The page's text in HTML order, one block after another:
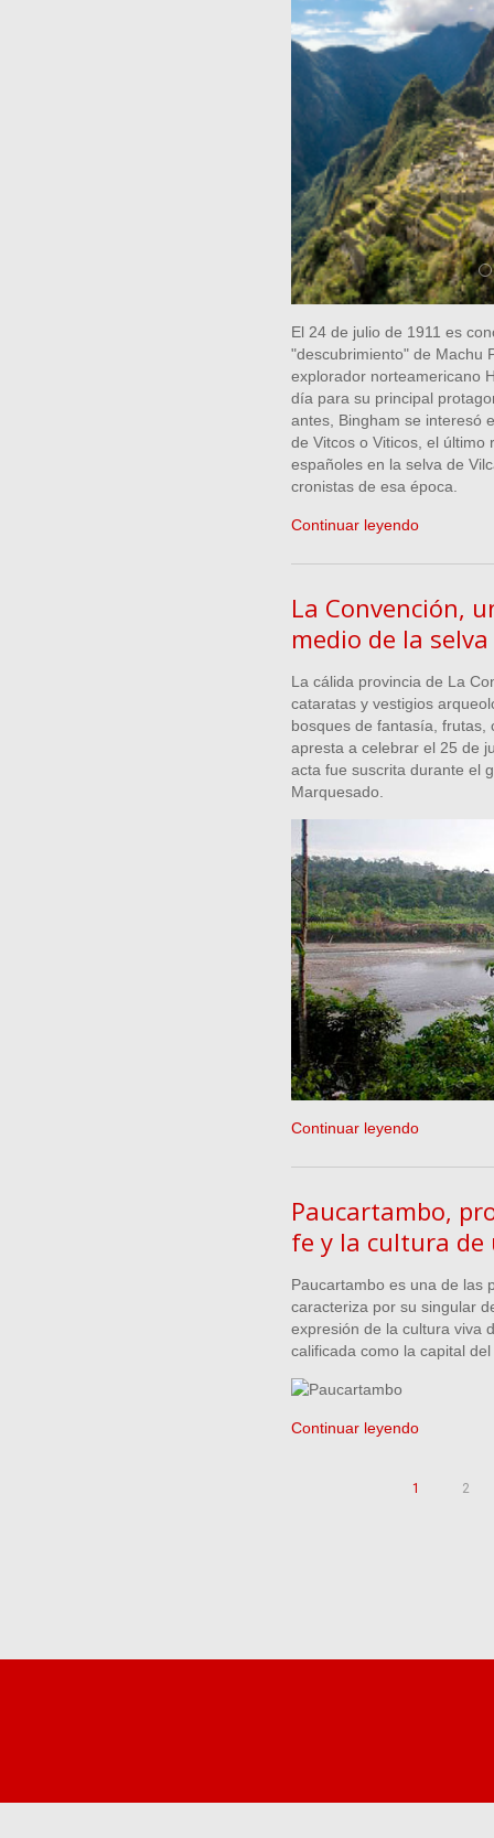
El 24 de julio de 1911 es
"descubrimiento" de Machu
explorador norteamericano
día para su principal
antes, Bingham se interesó
de Vitcos o Viticos, el último
españoles en la selva de
cronistas de esa época.
Continuar leyendo
La Convención,
medio de la
La cálida provincia de La
cataratas y vestigios
bosques de fantasía, frutas,
apresta a celebrar el 25 de
acta fue suscrita durante el
Marquesado.
Continuar leyendo
Paucartambo,
fe y la cultura de
Paucartambo es una de las
caracteriza por su singular
expresión de la cultura viva
calificada como la capital
Continuar leyendo
1 2